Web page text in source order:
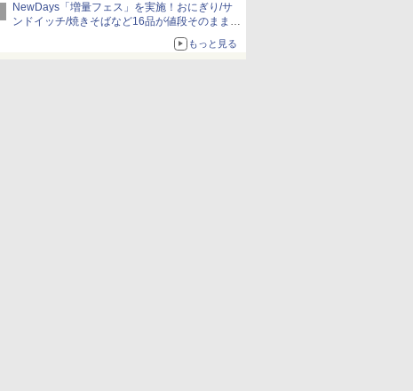
NewDays「増量フェス」を実施！おにぎり/サ
ンドイッチ/焼きそばなど16品が値段そのままで
もっと見る